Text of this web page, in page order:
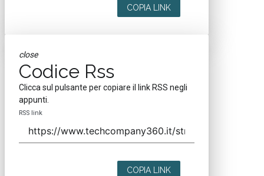
COPIA LINK
close
Codice Rss
Clicca sul pulsante per copiare il link RSS negli
appunti.
RSS link
COPIA LINK